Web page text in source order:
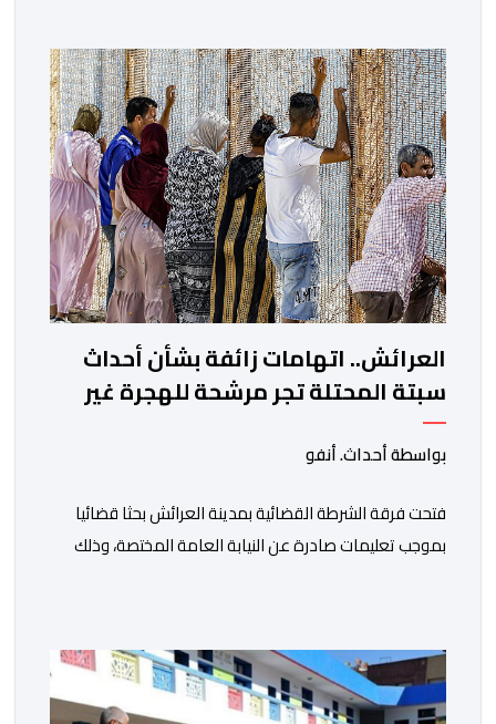
العرائش.. اتهامات زائفة بشأن أحداث
سبتة المحتلة تجر مرشحة للهجرة غير
النظامية إلى القضاء
بواسطة أحداث. أنفو
فتحت فرقة الشرطة القضائية بمدينة العرائش بحثا قضائيا
بموجب تعليمات صادرة عن النيابة العامة المختصة، وذلك
حسابات على شبكات التواصل الاجتماعي. وكانت السيدة
المذكورة قد صرحت بمعطيات مضللة، واتهامات كيدية،
تدعي فيها بأن جهات رسمية هي من فتحت الحدود في […]